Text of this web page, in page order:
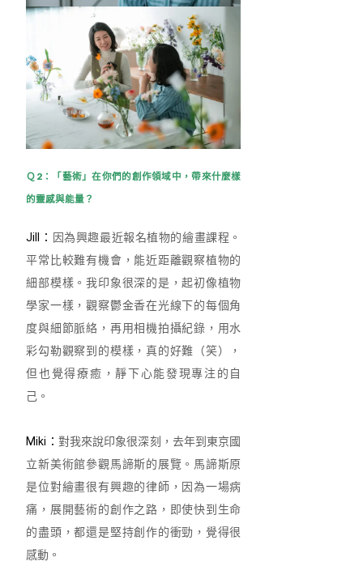
Ｑ2：「藝術」在你們的創作領域中，帶來什麼樣
的靈感與能量？
Jill： 因為興趣最近報名植物的繪畫課程。
平常比較難有機會，能近距離觀察植物的
細部模樣。我印象很深的是，起初像植物
學家一樣，觀察鬱金香在光線下的每個角
度與細節脈絡，再用相機拍攝紀錄，用水
彩勾勒觀察到的模樣，真的好難（笑），
但也覺得療癒，靜下心能發現專注的自
己。
Miki： 對我來說印象很深刻，去年到東京國
立新美術館參觀馬諦斯的展覽。馬諦斯原
是位對繪畫很有興趣的律師，因為一場病
痛，展開藝術的創作之路，即使快到生命
的盡頭，都還是堅持創作的衝勁，覺得很
感動。